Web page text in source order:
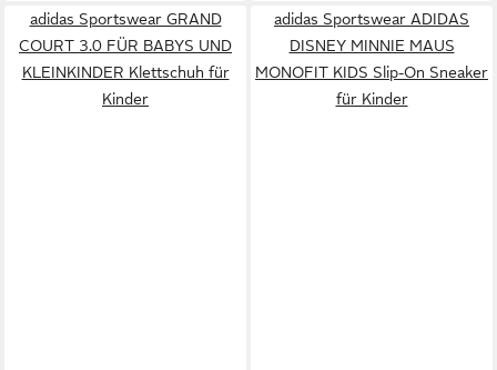
adidas Sportswear GRAND
COURT 3.0 FÜR BABYS UND
KLEINKINDER Klettschuh für
Kinder
adidas Sportswear ADIDAS
DISNEY MINNIE MAUS
MONOFIT KIDS Slip-On Sneaker
für Kinder